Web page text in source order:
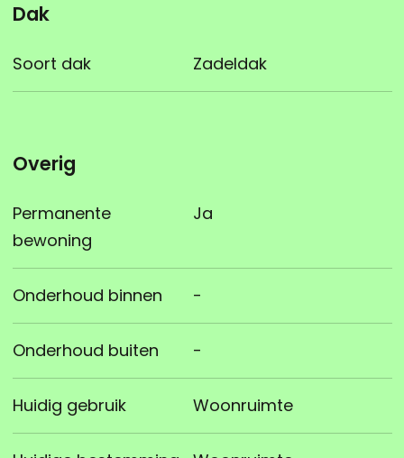
Dak
Soort dak Zadeldak
Overig
Permanente
bewoning
Ja
Onderhoud binnen -
Onderhoud buiten -
Huidig gebruik Woonruimte